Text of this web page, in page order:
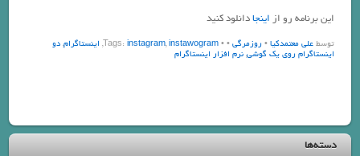
این برنامه رو از اینجادانلود کنید
توسطعلی معتمدکیا• روزمرگی•
• Tags:
instagram,instawogram
, اینستاگرام,دو
اینستاگرام روی یک گوشی,نرم افزار اینستاگرام
دسته‌ها